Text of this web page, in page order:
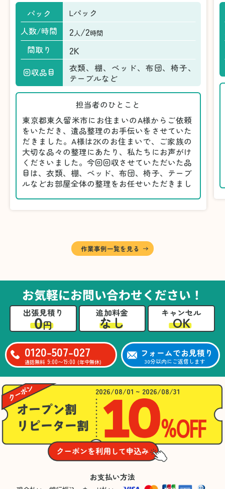
パック
Lパック
人数/時間
2人 /2時間
間取り 2K
回収品目
衣類、棚、ベッド、布団、椅子、
テーブルなど
担当者のひとこと
東京都東久留米市にお住まいのA様からご依頼
をいただき、遺品整理のお手伝いをさせていた
だきました。A様は2Kのお住まいで、ご家族の
大切な品々の整理にあたり、私たちにお声がけ
くださいました。今回回収させていただいた品
目は、衣類、棚、ベッド、布団、椅子、テーブ
ルなどお部屋全体の整理をお任せいただきまし
に仕分けしました。
A様から「手際よく進めてくれて助かりまし
るのは難しかったと思います」との温かいお言
葉をいただきました。遺品整理という心の負担
が大きい作業において、少しでもA様の力にな
れたことをスタッフ一同嬉しく思います。
作業事例一覧を見る
お気軽にお問い合わせください！
出張見積り
0円
追加料金
なし
キャンセル
OK
0120-507-027
通話無料 9:00〜19:00 (年中無休)
フォームでお見積り
30分以内にご返信します
2026/08/01 ~ 2026/08/31
お支払い方法